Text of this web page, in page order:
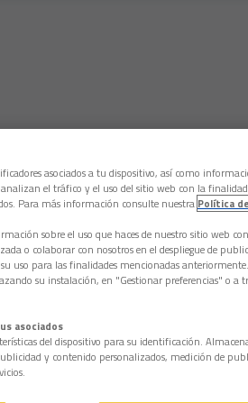
asociados a tu dispositivo, así como
analizan el tráfico y el uso del sitio web con la
Para más información consulte nuestra Política
sobre el uso que haces de nuestro sitio web
o colaborar con nosotros en el despliegue de
su uso para las finalidades mencionadas
su instalación, en "Gestionar preferencias" o a
asociados
del dispositivo para su identificación.
y contenido personalizados, medición de